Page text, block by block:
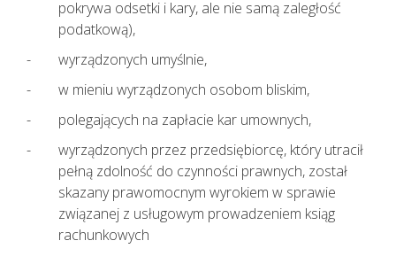
pokrywa odsetki i kary, ale nie samą zaległość
podatkową),
wyrządzonych umyślnie,
w mieniu wyrządzonych osobom bliskim,
polegających na zapłacie kar umownych,
wyrządzonych przez przedsiębiorcę, który utracił
pełną zdolność do czynności prawnych, został
skazany prawomocnym wyrokiem w sprawie
związanej z usługowym prowadzeniem ksiąg
rachunkowych